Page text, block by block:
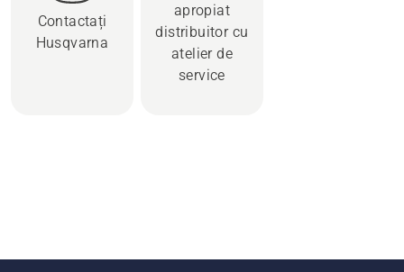
Contactați
Husqvarna
apropiat
distribuitor cu
atelier de
service